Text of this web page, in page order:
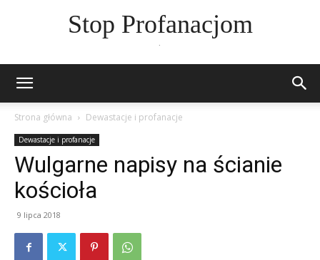
Stop Profanacjom
Strona główna Dewastacje i profanacje
Dewastacje i profanacje
Wulgarne napisy na ścianie
kościoła
9 lipca 2018